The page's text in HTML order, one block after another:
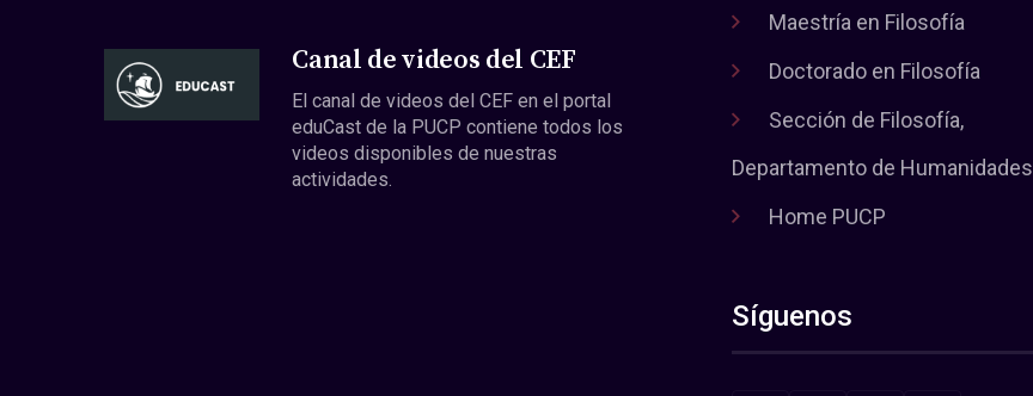
Canal de videos del CEF
El canal de videos del CEF en el portal
eduCast de la PUCP contiene todos los
videos disponibles de nuestras
actividades.
Maestría en Filosofía
Doctorado en Filosofía
Sección de Filosofía,
Departamento de Humanidades
Home PUCP
Síguenos